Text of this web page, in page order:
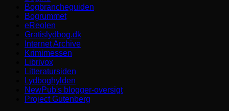
Bogbrancheguiden
Bogrummet
eReolen
Gratislydbog.dk
Internet Archive
Krimimessen
Librivox
Litteratursiden
Lydboghylden
NewPub's blogger-oversigt
Project Gutenberg